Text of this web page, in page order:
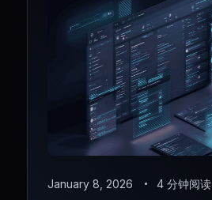
January 8, 2026 4 分钟阅读